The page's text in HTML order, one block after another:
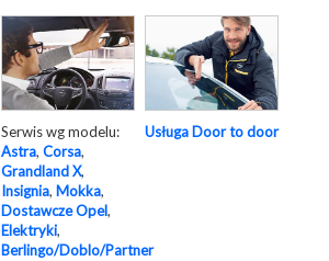
Serwis wg modelu:
Astra, Corsa,
Grandland X,
Insignia, Mokka,
Dostawcze Opel,
Elektryki,
Berlingo/Doblo/Partner
Usługa Door to door